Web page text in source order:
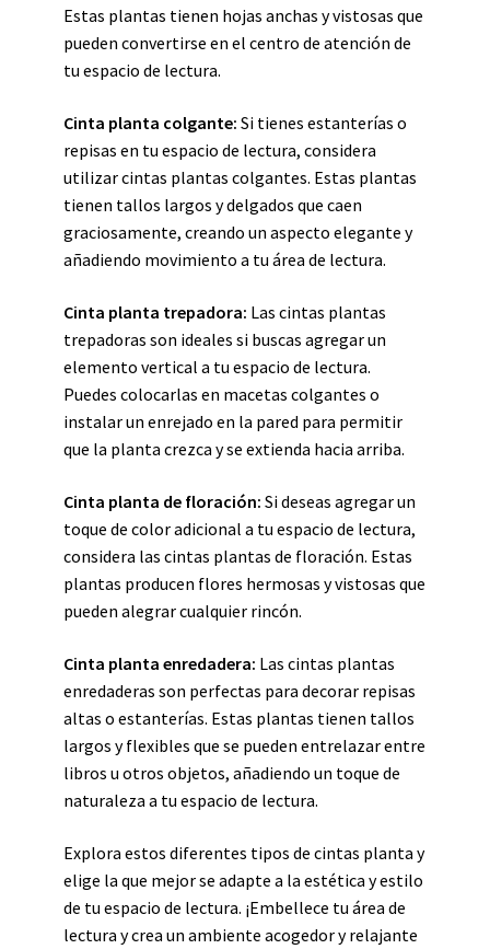
Estas plantas tienen hojas anchas y vistosas que
pueden convertirse en el centro de atención de
tu espacio de lectura.
Cinta planta colgante: Si tienes estanterías o
repisas en tu espacio de lectura, considera
utilizar cintas plantas colgantes. Estas plantas
tienen tallos largos y delgados que caen
graciosamente, creando un aspecto elegante y
añadiendo movimiento a tu área de lectura.
Cinta planta trepadora: Las cintas plantas
trepadoras son ideales si buscas agregar un
elemento vertical a tu espacio de lectura.
Puedes colocarlas en macetas colgantes o
instalar un enrejado en la pared para permitir
que la planta crezca y se extienda hacia arriba.
Cinta planta de floración: Si deseas agregar un
toque de color adicional a tu espacio de lectura,
considera las cintas plantas de floración. Estas
plantas producen flores hermosas y vistosas que
pueden alegrar cualquier rincón.
Cinta planta enredadera: Las cintas plantas
enredaderas son perfectas para decorar repisas
altas o estanterías. Estas plantas tienen tallos
largos y flexibles que se pueden entrelazar entre
libros u otros objetos, añadiendo un toque de
naturaleza a tu espacio de lectura.
Explora estos diferentes tipos de cintas planta y
elige la que mejor se adapte a la estética y estilo
de tu espacio de lectura. ¡Embellece tu área de
lectura y crea un ambiente acogedor y relajante